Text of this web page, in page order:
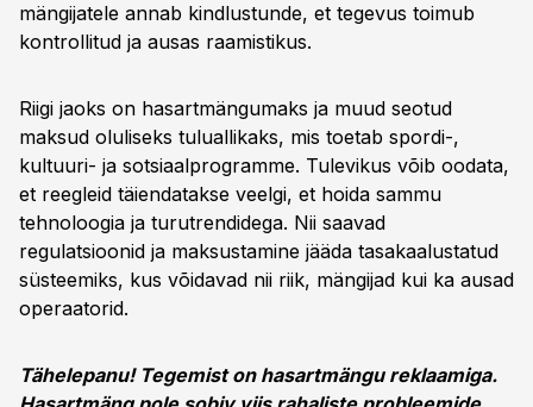
mängijatele annab kindlustunde, et tegevus toimub
kontrollitud ja ausas raamistikus.
Riigi jaoks on hasartmängumaks ja muud seotud
maksud oluliseks tuluallikaks, mis toetab spordi-,
kultuuri- ja sotsiaalprogramme. Tulevikus võib oodata,
et reegleid täiendatakse veelgi, et hoida sammu
tehnoloogia ja turutrendidega. Nii saavad
regulatsioonid ja maksustamine jääda tasakaalustatud
süsteemiks, kus võidavad nii riik, mängijad kui ka ausad
operaatorid.
Tähelepanu! Tegemist on hasartmängu reklaamiga.